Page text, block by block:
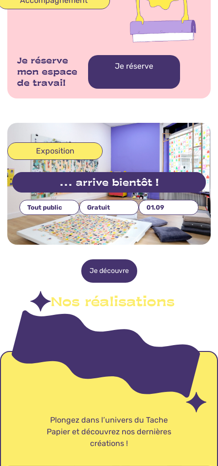
Thème
Exposition collective Vernissage
Rencontre et Lecture
Moment adhérent
Je réserve
mon espace
de travail
Je réserve
Exposition
... arrive bientôt !
Tout public Gratuit 01.09
Je découvre
Nos réalisations
Plongez dans l’univers du Tache
Papier et découvrez nos dernières
créations !